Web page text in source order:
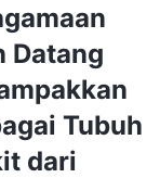
Datang
Tubuh
dari